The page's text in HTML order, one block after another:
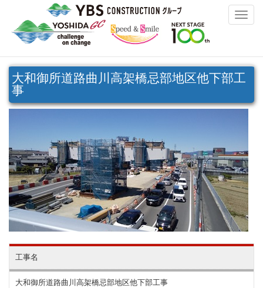
Toggle
大和御所道路曲川高架橋忌部地区他下部工
事
工事名
大和御所道路曲川高架橋忌部地区他下部工事